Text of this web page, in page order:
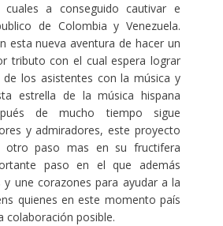
a conseguido cautivar e
de Colombia y Venezuela.
esta nueva aventura de hacer un
tributo con el cual espera lograr
los asistentes con la música y
estrella de la música hispana
de mucho tiempo sigue
y admiradores, este proyecto
otro paso mas en su fructifera
paso en el que además
y une corazones para ayudar a la
quienes en este momento país
colaboración posible.